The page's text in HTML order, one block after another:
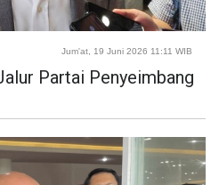
Jum'at, 19 Juni 2026 11:11 WIB
Partai Penyeimbang